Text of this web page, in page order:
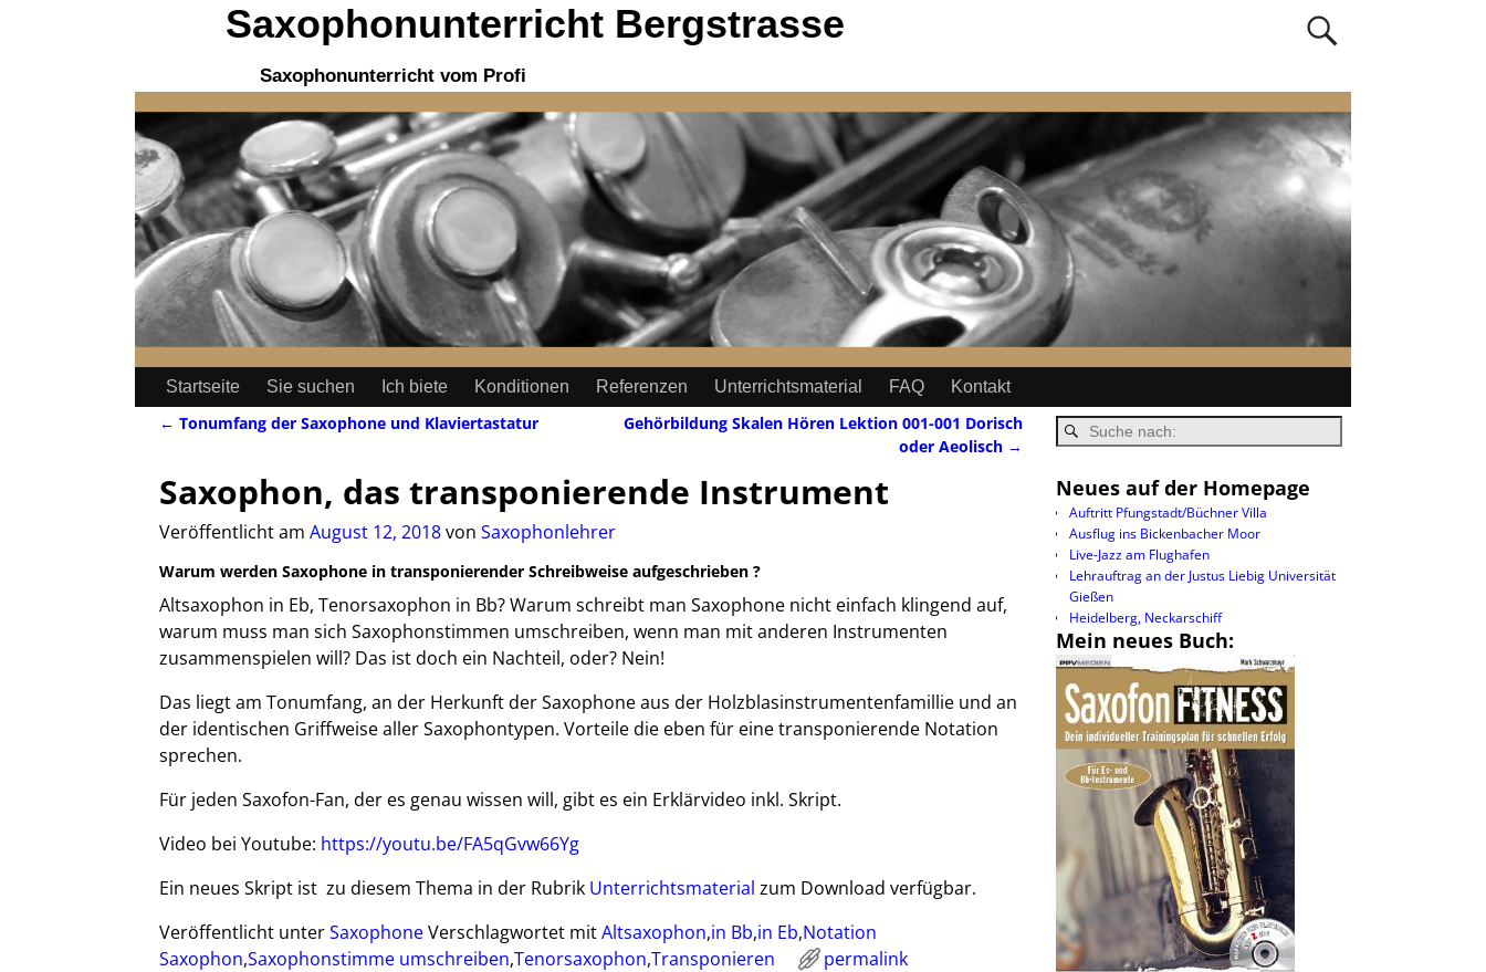
Saxophonunterricht Bergstrasse
Saxophonunterricht vom Profi
Startseite Sie suchen Ich biete Konditionen Referenzen Unterrichtsmaterial FAQ Kontakt
← Tonumfang der Saxophone und Klaviertastatur
Gehörbildung Skalen Hören Lektion 001-001 Dorisch
oder Aeolisch →
Saxophon, das transponierende Instrument
Veröffentlicht am August 12, 2018von Saxophonlehrer
Warum werden Saxophone in transponierender Schreibweise aufgeschrieben ?
Altsaxophon in Eb, Tenorsaxophon in Bb? Warum schreibt man Saxophone nicht einfach klingend auf,
warum muss man sich Saxophonstimmen umschreiben, wenn man mit anderen Instrumenten
zusammenspielen will? Das ist doch ein Nachteil, oder? Nein!
Das liegt am Tonumfang, an der Herkunft der Saxophone aus der Holzblasinstrumentenfamillie und an
der identischen Griffweise aller Saxophontypen. Vorteile die eben für eine transponierende Notation
sprechen.
Für jeden Saxofon-Fan, der es genau wissen will, gibt es ein Erklärvideo inkl. Skript.
Video bei Youtube: https://youtu.be/FA5qGvw66Yg
Ein neues Skript ist zu diesem Thema in der Rubrik Unterrichtsmaterial zum Download verfügbar.
Veröffentlicht unterSaxophoneVerschlagwortet mitAltsaxophon,in Bb,in Eb,Notation
Saxophon,Saxophonstimme umschreiben,Tenorsaxophon,Transponieren permalink
Neues auf der Homepage
Auftritt Pfungstadt/Büchner Villa
Ausflug ins Bickenbacher Moor
Live-Jazz am Flughafen
Lehrauftrag an der Justus Liebig Universität
Gießen
Heidelberg, Neckarschiff
Mein neues Buch: